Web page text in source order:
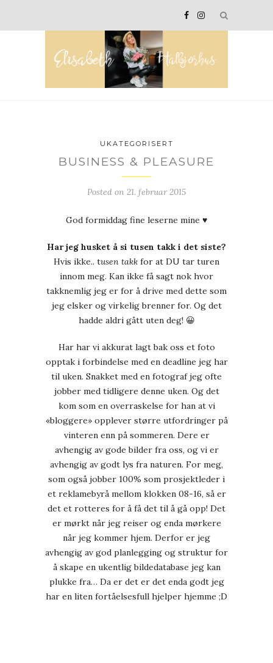
UKATEGORISERT
BUSINESS & PLEASURE
Posted on 21. februar 2015
God formiddag fine leserne mine ♥
Har jeg husket å si tusen takk i det siste?
Hvis ikke.. tusen takk for at DU tar turen
innom meg. Kan ikke få sagt nok hvor
takknemlig jeg er for å drive med dette som
jeg elsker og virkelig brenner for. Og det
hadde aldri gått uten deg! 😀
Har har vi akkurat lagt bak oss et foto
opptak i forbindelse med en deadline jeg har
til uken. Snakket med en fotograf jeg ofte
jobber med tidligere denne uken. Og det
kom som en overraskelse for han at vi
«bloggere» opplever større utfordringer på
vinteren enn på sommeren. Dere er
avhengig av gode bilder fra oss, og vi er
avhengig av godt lys fra naturen. For meg,
som også jobber 100% som prosjektleder i
et reklamebyrå mellom klokken 08-16, så er
det et rotteres for å få det til å gå opp! Det
er mørkt når jeg reiser og enda mørkere
når jeg kommer hjem. Derfor er jeg
avhengig av god planlegging og struktur for
å skape en ukentlig bildedatabase jeg kan
plukke fra… Da er det er det enda godt jeg
har en liten fortåelsesfull hjelper hjemme ;D